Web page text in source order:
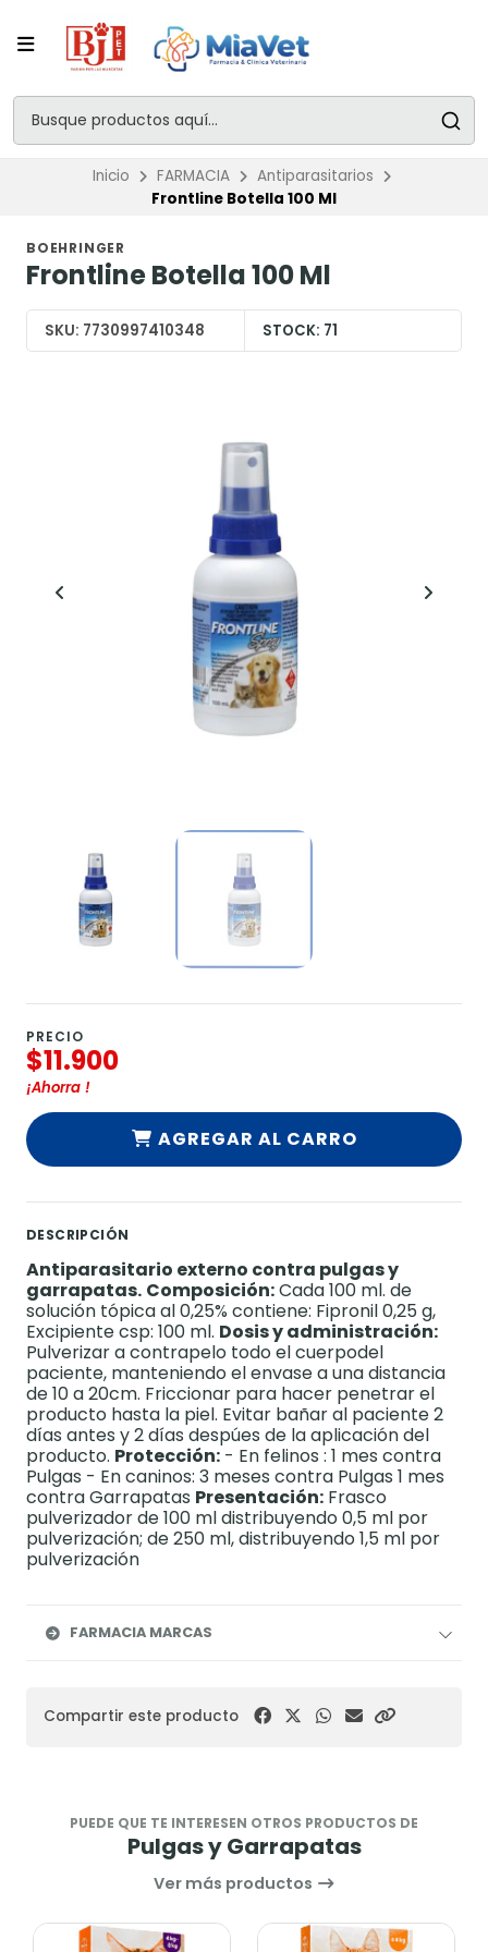
Inicio FARMACIA
Antiparasitarios
Frontline Botella 100 Ml
BOEHRINGER
Frontline Botella 100 Ml
SKU: 7730997410348 STOCK: 71
PRECIO
$11.900
¡Ahorra !
AGREGAR AL CARRO
DESCRIPCIÓN
Antiparasitario externo contra pulgas y
garrapatas. Composición:Cada 100 ml. de
solución tópica al 0,25% contiene: Fipronil 0,25 g,
Excipiente csp: 100 ml. Dosis y administración:
Pulverizar a contrapelo todo el cuerpodel
paciente, manteniendo el envase a una distancia
de 10 a 20cm. Friccionar para hacer penetrar el
producto hasta la piel. Evitar bañar al paciente 2
días antes y 2 días despúes de la aplicación del
producto. Protección: - En felinos : 1 mes contra
Pulgas - En caninos: 3 meses contra Pulgas 1 mes
contra Garrapatas Presentación: Frasco
pulverizador de 100 ml distribuyendo 0,5 ml por
pulverización; de 250 ml, distribuyendo 1,5 ml por
pulverización
FARMACIA MARCAS
Compartir este producto
PUEDE QUE TE INTERESEN OTROS PRODUCTOS DE
Pulgas y Garrapatas
Ver más productos